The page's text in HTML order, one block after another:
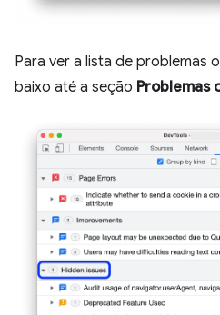
Para ver a lista de problemas
baixo até a seção Problemas